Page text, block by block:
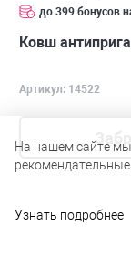
до 399 бонусов
Ковш
Артикул: 14522
На нашем сайте
рекомендательные
Узнать подробнее